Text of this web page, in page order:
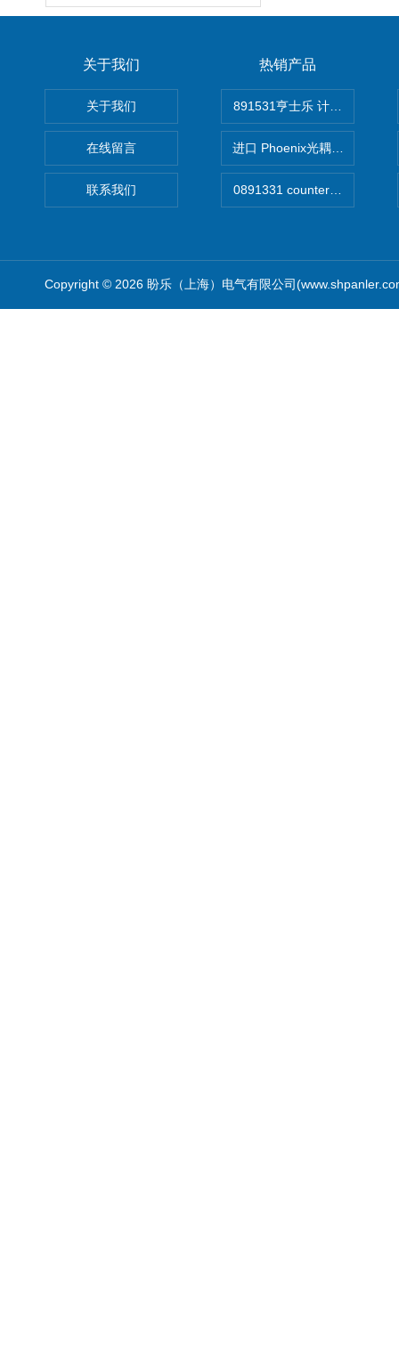
关于我们
关于我们
在线留言
联系我们
热销产品
891531亨士乐 计时器
进口 Phoenix光耦开关
Copyright © 2026 盼乐（上海）电气有限公司